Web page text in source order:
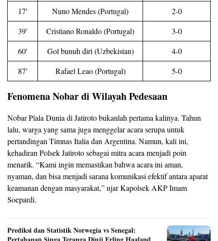
17′
Nuno Mendes (Portugal)
2-0
39′
Cristiano Ronaldo (Portugal)
3-0
60′
Gol bunuh diri (Uzbekistan)
4-0
87′
Rafael Leao (Portugal) 5-0
Fenomena Nobar di Wilayah Pedesaan
Nobar Piala Dunia di Jatiroto bukanlah pertama kalinya. Tahun
lalu, warga yang sama juga menggelar acara serupa untuk
pertandingan Timnas Italia dan Argentina. Namun, kali ini,
kehadiran Polsek Jatiroto sebagai mitra acara menjadi poin
menarik. “Kami ingin memastikan bahwa acara ini aman,
nyaman, dan bisa menjadi sarana komunikasi efektif antara aparat
keamanan dengan masyarakat,” ujar Kapolsek AKP Imam
Soepardi.
Prediksi dan Statistik Norwegia vs Senegal: